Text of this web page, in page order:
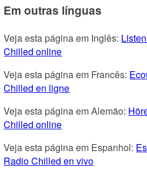
Em outras línguas
Veja esta página em Inglês:
Chilled online
Veja esta página em Francês:
Chilled en ligne
Veja esta página em Alemão:
Chilled online
Veja esta página em Espanhol:
Radio Chilled en vivo